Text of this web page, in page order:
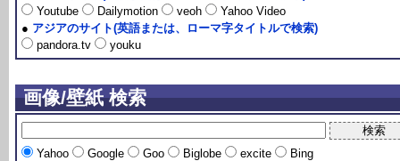
Youtube
Dailymotion veoh
Yahoo Video
● アジアのサイト(英語または、ローマ字タイトルで検索)
pandora.tv
youku
画像/壁紙 検索
Yahoo Google Goo Biglobe excite
Bing